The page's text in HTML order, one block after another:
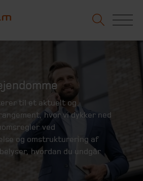
til et aktuelt og
hvor vi dykker ned
ved
og omstrukturering af
hvordan du undgår